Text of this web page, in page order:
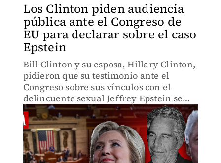
Los Clinton piden audiencia
pública ante el Congreso de
EU para declarar sobre el caso
Epstein
Bill Clinton y su esposa, Hillary Clinton,
pidieron que su testimonio ante el
Congreso sobre sus vínculos con el
delincuente sexual Jeffrey Epstein se
haga en público, para evitar que los
republicanos politicen el tema.